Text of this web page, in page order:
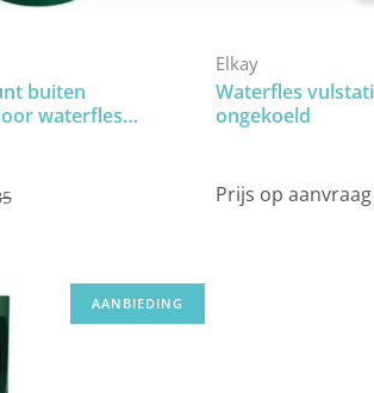
buiten
waterfles
Elkay
Waterfles
ongekoeld
Prijs op aanvraag
AANBIEDING